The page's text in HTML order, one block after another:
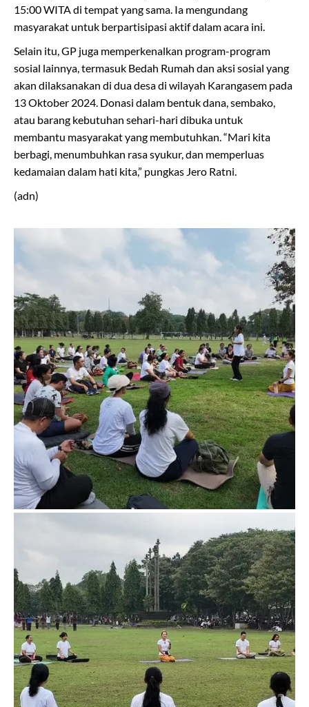
15:00 WITA di tempat yang sama. Ia mengundang
masyarakat untuk berpartisipasi aktif dalam acara ini.
Selain itu, GP juga memperkenalkan program-program
sosial lainnya, termasuk Bedah Rumah dan aksi sosial yang
akan dilaksanakan di dua desa di wilayah Karangasem pada
13 Oktober 2024. Donasi dalam bentuk dana, sembako,
atau barang kebutuhan sehari-hari dibuka untuk
membantu masyarakat yang membutuhkan. “Mari kita
berbagi, menumbuhkan rasa syukur, dan memperluas
kedamaian dalam hati kita,” pungkas Jero Ratni.
(adn)